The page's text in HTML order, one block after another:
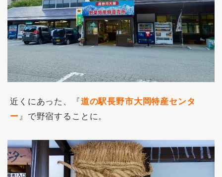
近くにあった、『道の駅長野市大岡特産センタ
ー』で野宿することに。